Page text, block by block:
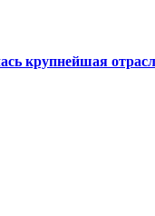
крупнейшая